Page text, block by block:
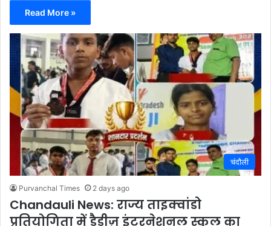
Read More »
चंदौली
Purvanchal Times 2 days ago
Chandauli News: राज्य ताइक्वांडो
प्रतियोगिता में डैडीज़ इंटरनेशनल स्कूल का